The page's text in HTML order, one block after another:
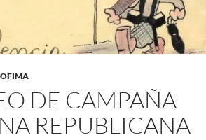
DE CAMPAÑA
REPUBLICANA